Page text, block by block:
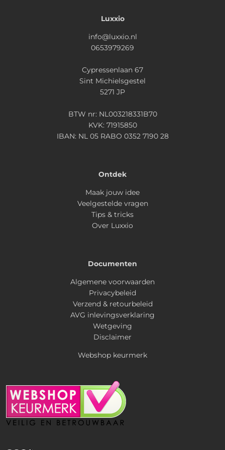
Luxxio
info@luxxio.nl
0653979269
Cypressenlaan 67
Sint Michielsgestel
5271 JP
BTW nr: NL003218331B70
KVK: 71915850
IBAN: NL 05 RABO 0352 7190 28
Ontdek
Maak jouw idee
Veelgestelde vragen
Tips & tricks
Over Luxxio
Documenten
Algemene voorwaarden
Privacybeleid
Verzend & retourbeleid
AVG inlevingsverklaring
Wetgeving
Disclaimer
Webshop keurmerk